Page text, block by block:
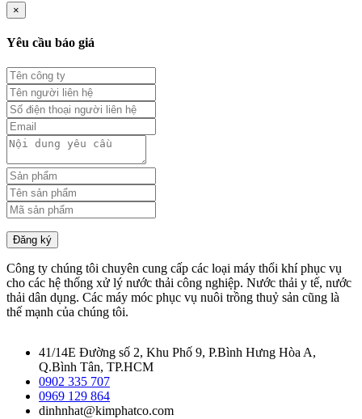
×
Yêu cầu báo giá
Đăng ký
Công ty chúng tôi chuyên cung cấp các loại máy thổi khí phục vụ
cho các hệ thống xử lý nước thải công nghiệp. Nước thải y tế, nước
thải dân dụng. Các máy móc phục vụ nuôi trồng thuỷ sản cũng là
thế mạnh của chúng tôi.
41/14E Đường số 2, Khu Phố 9, P.Bình Hưng Hòa A,
Q.Bình Tân, TP.HCM
0902 335 707
0969 129 864
dinhnhat@kimphatco.com